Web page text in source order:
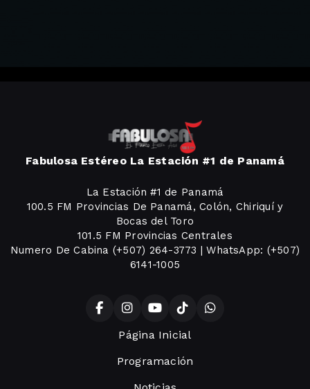
Fabulosa Estéreo La Estación #1 de Panamá
La Estación #1 de Panamá
100.5 FM Provincias De Panamá, Colón, Chiriquí y
Bocas del Toro
101.5 FM Provincias Centrales
Numero De Cabina (+507) 264-3773 | WhatsApp: (+507)
6141-1005
Página Inicial
Programación